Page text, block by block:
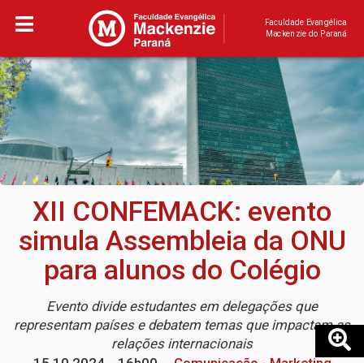
Faculdade Evangélica
Mackenzie do Paraná
XII CONFEMACK: evento
simula Assembleia da ONU
para alunos do Colégio
Evento divide estudantes em delegações que
representam países e debatem temas que impactam as
relações internacionais